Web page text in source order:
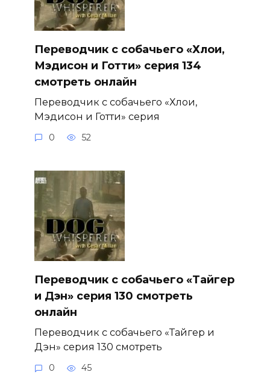
Переводчик с собачьего «Хлои,
Мэдисон и Готти» серия 134
смотреть онлайн
Переводчик с собачьего «Хлои,
Мэдисон и Готти» серия
0 52
Переводчик с собачьего «Тайгер
и Дэн» серия 130 смотреть
онлайн
Переводчик с собачьего «Тайгер и
Дэн» серия 130 смотреть
0 45